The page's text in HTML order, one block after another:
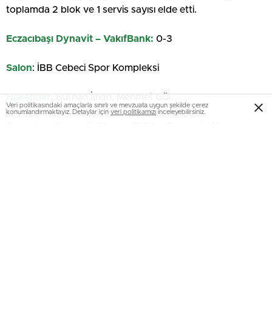
toplamda 2 blok ve 1 servis sayısı elde etti.
Eczacıbaşı Dynavit – VakıfBank: 0-3
Salon: İBB Cebeci Spor Kompleksi
Veri politikasındaki amaçlarla sınırlı ve mevzuata uygun şekilde çerez
konumlandırmaktayız. Detaylar için veri politikamızı inceleyebilirsiniz.